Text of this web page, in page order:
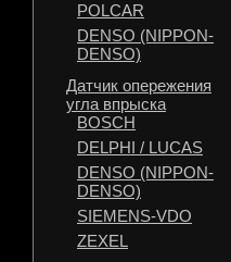
POLCAR
DENSO (NIPPON-
DENSO)
Датчик опережения
угла впрыска
BOSCH
DELPHI / LUCAS
DENSO (NIPPON-
DENSO)
SIEMENS-VDO
ZEXEL